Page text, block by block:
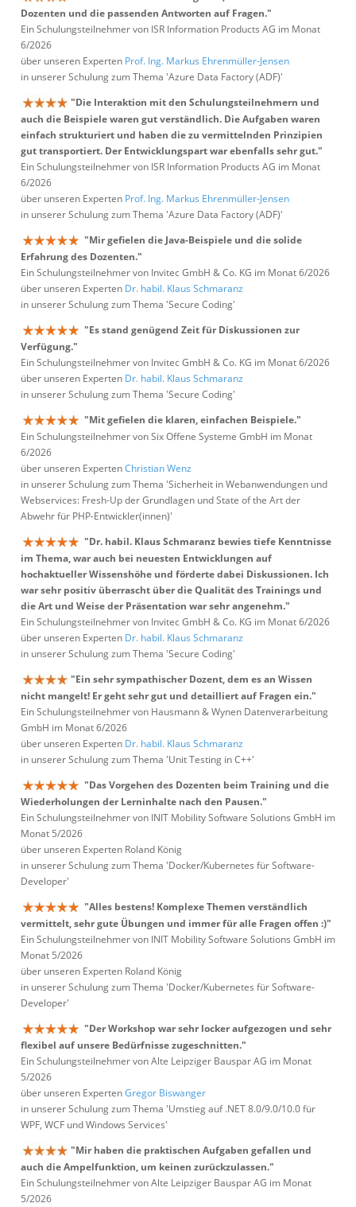
Dozenten und die passenden Antworten auf Fragen."
Ein Schulungsteilnehmer von ISR Information Products AG im Monat
6/2026
über unseren Experten Prof. Ing. Markus Ehrenmüller-Jensen
in unserer Schulung zum Thema 'Azure Data Factory (ADF)'
"Die Interaktion mit den Schulungsteilnehmern und
auch die Beispiele waren gut verständlich. Die Aufgaben waren
einfach strukturiert und haben die zu vermittelnden Prinzipien
gut transportiert. Der Entwicklungspart war ebenfalls sehr gut."
Ein Schulungsteilnehmer von ISR Information Products AG im Monat
6/2026
über unseren Experten Prof. Ing. Markus Ehrenmüller-Jensen
in unserer Schulung zum Thema 'Azure Data Factory (ADF)'
"Mir gefielen die Java-Beispiele und die solide
Erfahrung des Dozenten."
Ein Schulungsteilnehmer von Invitec GmbH & Co. KG im Monat 6/2026
über unseren Experten Dr. habil. Klaus Schmaranz
in unserer Schulung zum Thema 'Secure Coding'
"Es stand genügend Zeit für Diskussionen zur
Verfügung."
Ein Schulungsteilnehmer von Invitec GmbH & Co. KG im Monat 6/2026
über unseren Experten Dr. habil. Klaus Schmaranz
in unserer Schulung zum Thema 'Secure Coding'
"Mit gefielen die klaren, einfachen Beispiele."
Ein Schulungsteilnehmer von Six Offene Systeme GmbH im Monat
6/2026
über unseren ExpertenChristian Wenz
in unserer Schulung zum Thema 'Sicherheit in Webanwendungen und
Webservices: Fresh-Up der Grundlagen und State of the Art der
Abwehr für PHP-Entwickler(innen)'
"Dr. habil. Klaus Schmaranz bewies tiefe Kenntnisse
im Thema, war auch bei neuesten Entwicklungen auf
hochaktueller Wissenshöhe und förderte dabei Diskussionen. Ich
war sehr positiv überrascht über die Qualität des Trainings und
die Art und Weise der Präsentation war sehr angenehm."
Ein Schulungsteilnehmer von Invitec GmbH & Co. KG im Monat 6/2026
über unseren Experten Dr. habil. Klaus Schmaranz
in unserer Schulung zum Thema 'Secure Coding'
"Ein sehr sympathischer Dozent, dem es an Wissen
nicht mangelt! Er geht sehr gut und detailliert auf Fragen ein."
Ein Schulungsteilnehmer von Hausmann & Wynen Datenverarbeitung
GmbH im Monat 6/2026
über unseren Experten Dr. habil. Klaus Schmaranz
in unserer Schulung zum Thema 'Unit Testing in C++'
"Das Vorgehen des Dozenten beim Training und die
Wiederholungen der Lerninhalte nach den Pausen."
Ein Schulungsteilnehmer von INIT Mobility Software Solutions GmbH im
Monat 5/2026
über unseren Experten Roland König
in unserer Schulung zum Thema 'Docker/Kubernetes für Software-
Developer'
"Alles bestens! Komplexe Themen verständlich
vermittelt, sehr gute Übungen und immer für alle Fragen offen :)"
Ein Schulungsteilnehmer von INIT Mobility Software Solutions GmbH im
Monat 5/2026
über unseren Experten Roland König
in unserer Schulung zum Thema 'Docker/Kubernetes für Software-
Developer'
"Der Workshop war sehr locker aufgezogen und sehr
flexibel auf unsere Bedürfnisse zugeschnitten."
Ein Schulungsteilnehmer von Alte Leipziger Bauspar AG im Monat
5/2026
über unseren ExpertenGregor Biswanger
in unserer Schulung zum Thema 'Umstieg auf .NET 8.0/9.0/10.0 für
WPF, WCF und Windows Services'
"Mir haben die praktischen Aufgaben gefallen und
auch die Ampelfunktion, um keinen zurückzulassen."
Ein Schulungsteilnehmer von Alte Leipziger Bauspar AG im Monat
5/2026